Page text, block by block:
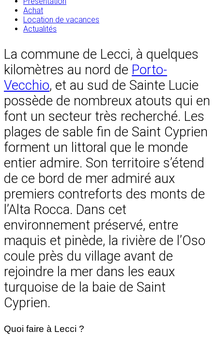
Achat
Location de vacances
Actualités
La commune de Lecci, à quelques
kilomètres au nord de Porto-
Vecchio, et au sud de Sainte Lucie
possède de nombreux atouts qui en
font un secteur très recherché. Les
plages de sable fin de Saint Cyprien
forment un littoral que le monde
entier admire. Son territoire s’étend
de ce bord de mer admiré aux
premiers contreforts des monts de
l’Alta Rocca. Dans cet
environnement préservé, entre
maquis et pinède, la rivière de l’Oso
coule près du village avant de
rejoindre la mer dans les eaux
turquoise de la baie de Saint
Cyprien.
Quoi faire à Lecci ?